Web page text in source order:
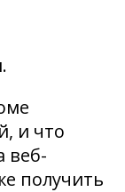
и что
веб-
получить